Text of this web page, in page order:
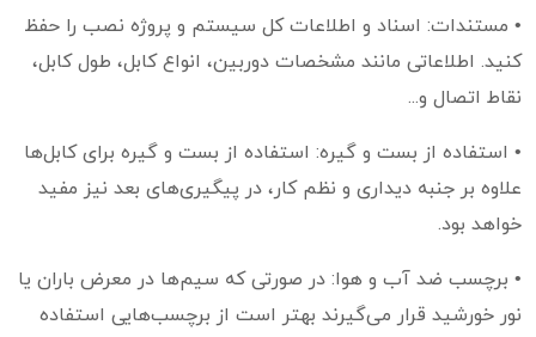
• مستندات: اسناد و اطلاعات کل سیستم و پروژه نصب را حفظ
کنید. اطلاعاتی مانند مشخصات دوربین، انواع کابل، طول کابل،
نقاط اتصال و...
• استفاده از بست و گیره: استفاده از بست و گیره برای کابل‌ها
علاوه بر جنبه دیداری و نظم کار، در پیگیری‌های بعد نیز مفید
خواهد بود.
• برچسب ضد آب و هوا: در صورتی که سیم‌ها در معرض باران یا
نور خورشید قرار می‌گیرند بهتر است از برچسب‌هایی استفاده